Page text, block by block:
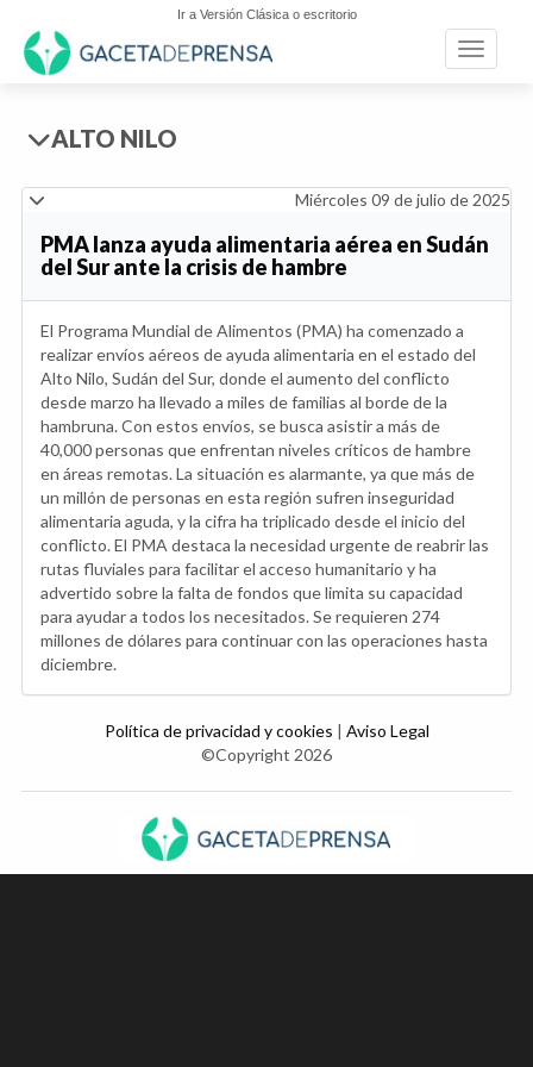
Ir a Versión Clásica o escritorio
Toggle
ALTO NILO
Miércoles 09 de julio de 2025
PMA lanza ayuda alimentaria aérea en Sudán
del Sur ante la crisis de hambre
El Programa Mundial de Alimentos (PMA) ha comenzado a
realizar envíos aéreos de ayuda alimentaria en el estado del
Alto Nilo, Sudán del Sur, donde el aumento del conflicto
desde marzo ha llevado a miles de familias al borde de la
hambruna. Con estos envíos, se busca asistir a más de
40,000 personas que enfrentan niveles críticos de hambre
en áreas remotas. La situación es alarmante, ya que más de
un millón de personas en esta región sufren inseguridad
alimentaria aguda, y la cifra ha triplicado desde el inicio del
conflicto. El PMA destaca la necesidad urgente de reabrir las
rutas fluviales para facilitar el acceso humanitario y ha
advertido sobre la falta de fondos que limita su capacidad
para ayudar a todos los necesitados. Se requieren 274
millones de dólares para continuar con las operaciones hasta
diciembre.
Política de privacidad y cookies | Aviso Legal
©Copyright 2026